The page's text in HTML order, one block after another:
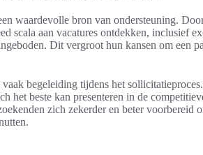
waardevolle bron van ondersteuning.
scala aan vacatures ontdekken, inclusief
Dit vergroot hun kansen om een
begeleiding tijdens het
het beste kan presenteren in de
zich zekerder en beter voorbereid